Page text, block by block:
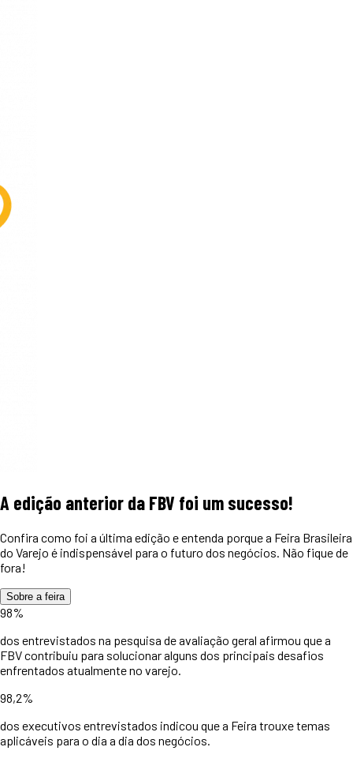
A edição anterior da FBV foi um sucesso!
Confira como foi a última edição e entenda porque a Feira Brasileira
do Varejo é indispensável para o futuro dos negócios. Não fique de
fora!
Sobre a feira
98%
dos entrevistados na pesquisa de avaliação geral afirmou que a
FBV contribuiu para solucionar alguns dos principais desafios
enfrentados atualmente no varejo.
98,2%
dos executivos entrevistados indicou que a Feira trouxe temas
aplicáveis para o dia a dia dos negócios.